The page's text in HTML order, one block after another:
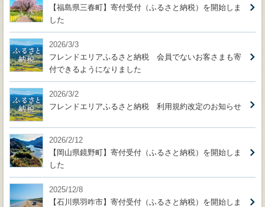
【福島県三春町】寄付受付（ふるさと納税）を開始しま
した
2026/3/3
フレンドエリアふるさと納税 会員でないお客さまも寄
付できるようになりました
2026/3/2
フレンドエリアふるさと納税 利用規約改定のお知らせ
2026/2/12
【岡山県鏡野町】寄付受付（ふるさと納税）を開始しま
した
2025/12/8
【石川県羽咋市】寄付受付（ふるさと納税）を開始しま